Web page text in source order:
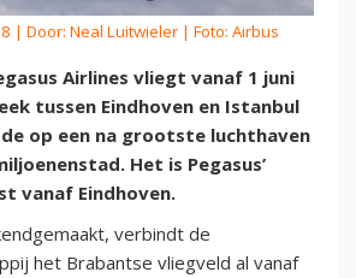
| Door: Neal Luitwieler | Foto: Airbus
Airlines vliegt vanaf 1 juni
tussen Eindhoven en Istanbul
de op een na grootste luchthaven
Het is Pegasus’
vanaf Eindhoven.
verbindt de
het Brabantse vliegveld al vanaf